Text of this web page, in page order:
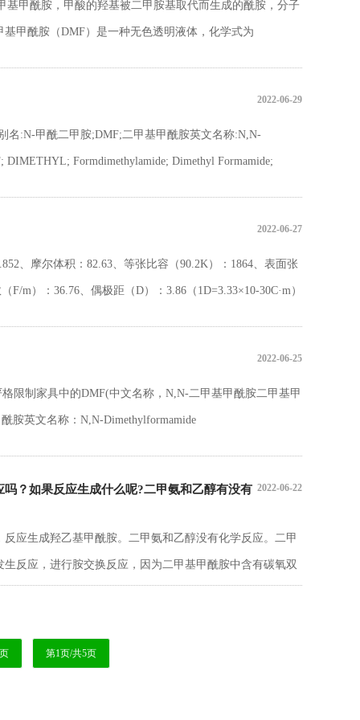
基甲酰胺，甲酸的羟基被二甲胺基取代而生成的酰胺，分子
基甲酰胺（DMF）是一种无色透明液体，化学式为
业生产。此外，DMF在空气中加热至沸点时稳定，但温度高
二甲胺。
2022-06-29
名:N-甲酰二甲胺;DMF;二甲基甲酰胺英文名称:N,N-
DIMETHYL; Formdimethylamide; Dimethyl Formamide;
2022-06-27
、摩尔体积：82.63、等张比容（90.2K）：1864、表面张
F/m）：36.76、偶极距（D）：3.86（1D=3.33×10-30C·m）
2022-06-25
限制家具中的DMF(中文名称，N,N-二甲基甲酰胺二甲基甲
胺英文名称：N,N-Dimethylformamide
2022-06-22
？如果反应生成什么呢?二甲氨和乙醇有没有
应生成羟乙基甲酰胺。二甲氨和乙醇没有化学反应。二甲
反应，进行胺交换反应，因为二甲基甲酰胺中含有碳氧双
乙醇脱氢形成乙醛，然后和二甲胺反应，在加氢形成二甲基
第1页/共5页